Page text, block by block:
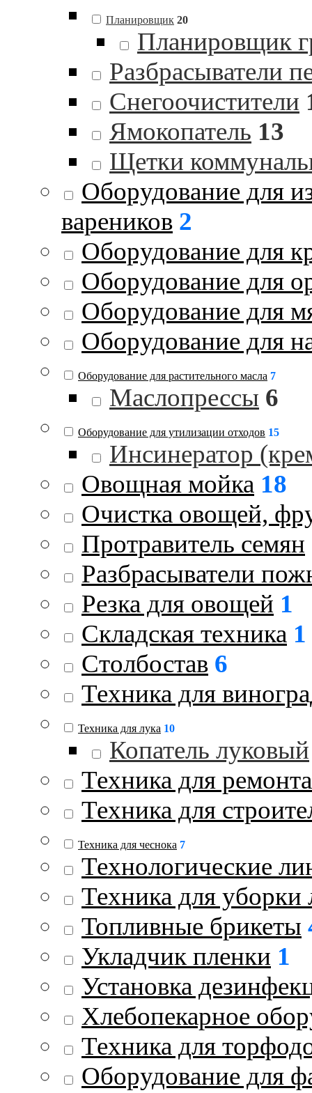
Планировщик 20
Планировщик
Разбрасыватели
Снегоочистители
Ямокопатель 13
Щетки
Оборудование для
вареников 2
Оборудование для
Оборудование для
Оборудование для
Оборудование для
Оборудование для растительного масла 7
Маслопрессы 6
Оборудование для утилизации отходов 15
Инсинератор
Овощная мойка 18
Очистка овощей,
Протравитель семян
Разбрасыватели
Резка для овощей 1
Складская техника 1
Столбостав 6
Техника для
Техника для лука 10
Копатель луковый
Техника для
Техника для
Техника для чеснока 7
Технологические
Техника для уборки
Топливные брикеты
Укладчик пленки 1
Установка
Хлебопекарное
Техника для
Оборудование для